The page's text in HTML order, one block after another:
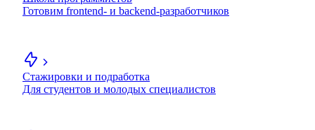
Готовим frontend- и backend-разработчиков
Стажировки и подработка
Для студентов и молодых специалистов